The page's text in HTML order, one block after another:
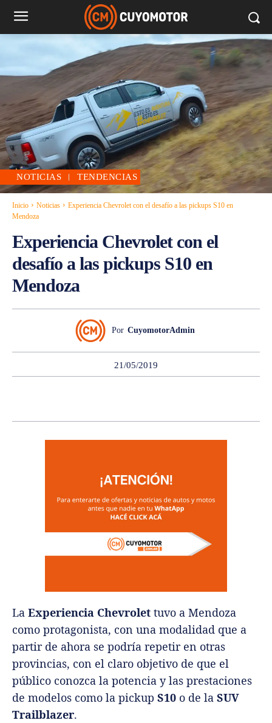
NOTICIAS TENDENCIAS
Inicio Noticias
Experiencia Chevrolet con el desafío a las pickups S10 en
Mendoza
Experiencia Chevrolet con el
desafío a las pickups S10 en
Mendoza
Por CuyomotorAdmin
21/05/2019
La Experiencia Chevrolet tuvo a Mendoza
como protagonista, con una modalidad que a
partir de ahora se podría repetir en otras
provincias, con el claro objetivo de que el
público conozca la potencia y las prestaciones
de modelos como la pickup S10 o de la SUV
Trailblazer.